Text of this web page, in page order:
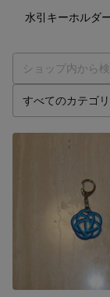
水引キーホルダ